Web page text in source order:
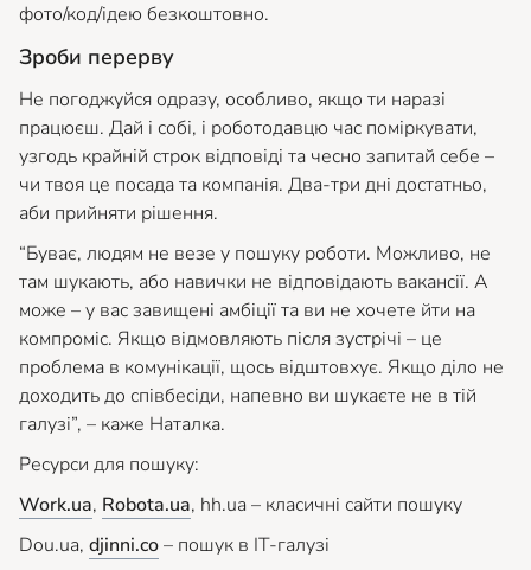
фото/код/ідею безкоштовно.
Зроби перерву
Не погоджуйся одразу, особливо, якщо ти наразі
працюєш. Дай і собі, і роботодавцю час поміркувати,
узгодь крайній строк відповіді та чесно запитай себе –
чи твоя це посада та компанія. Два-три дні достатньо,
аби прийняти рішення.
“Буває, людям не везе у пошуку роботи. Можливо, не
там шукають, або навички не відповідають вакансії. А
може – у вас завищені амбіції та ви не хочете йти на
компроміс. Якщо відмовляють після зустрічі – це
проблема в комунікації, щось відштовхує. Якщо діло не
доходить до співбесіди, напевно ви шукаєте не в тій
галузі”, – каже Наталка.
Ресурси для пошуку:
Work.ua, Robota.ua, hh.ua – класичні сайти пошуку
Dou.ua, djinni.co– пошук в IT-галузі